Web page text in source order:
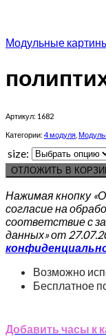
Модульные
Артикул: 1682
Категории: 4 модуля
size:
ОТЛОЖИТЬ В
Нажимая кнопку
согласие на
соответствие с
данных» от
Возможно
Бесплатное
Добавить часы к